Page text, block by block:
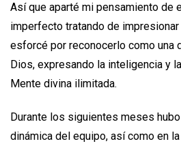
Así que aparté mi pensamiento de
imperfecto tratando de
esforcé por reconocerlo como una
Dios, expresando la inteligencia y
Mente divina ilimitada.
Durante los siguientes meses
dinámica del equipo, así como en